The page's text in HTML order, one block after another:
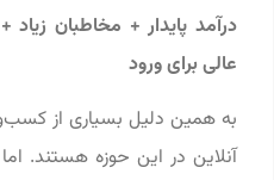
درآمد پایدار + مخاطبان زیاد
عالی برای ورود
به همین دلیل بسیاری از
آنلاین در این حوزه هستند.